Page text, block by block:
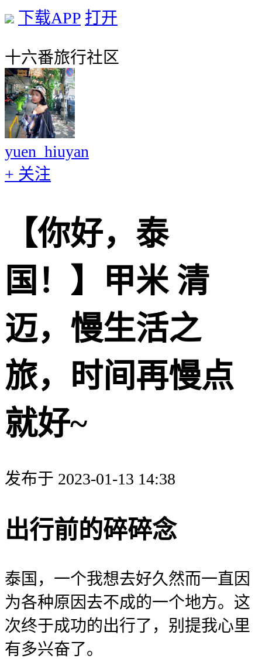
下载APP 打开
十六番旅行社区
yuen_hiuyan
+ 关注
【你好，泰
国！】甲米 清
迈，慢生活之
旅，时间再慢点
就好~
发布于 2023-01-13 14:38
出行前的碎碎念
泰国，一个我想去好久然而一直因
为各种原因去不成的一个地方。这
次终于成功的出行了，别提我心里
有多兴奋了。